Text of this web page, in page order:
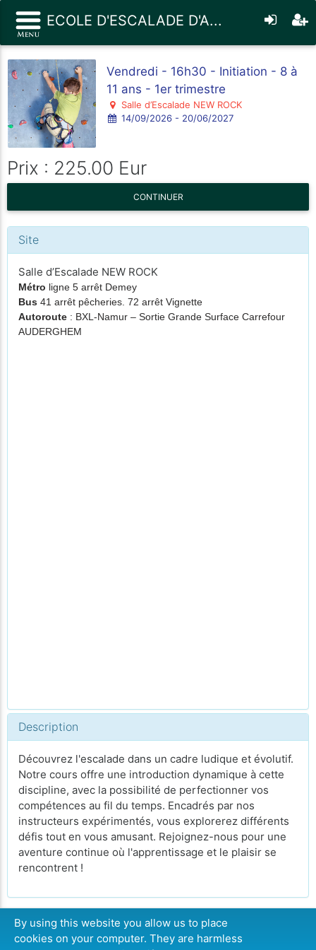
ECOLE D'ESCALADE D'A...
Vendredi - 16h30 - Initiation - 8 à
11 ans - 1er trimestre
Salle d’Escalade NEW ROCK
14/09/2026 - 20/06/2027
Prix : 225.00 Eur
CONTINUER
Site
Salle d’Escalade NEW ROCK
Métro ligne 5 arrêt Demey
Bus 41 arrêt pêcheries. 72 arrêt Vignette
Autoroute : BXL-Namur – Sortie Grande Surface Carrefour
AUDERGHEM
Description
Découvrez l'escalade dans un cadre ludique et évolutif.
Notre cours offre une introduction dynamique à cette
discipline, avec la possibilité de perfectionner vos
compétences au fil du temps. Encadrés par nos
instructeurs expérimentés, vous explorerez différents
défis tout en vous amusant. Rejoignez-nous pour une
aventure continue où l'apprentissage et le plaisir se
rencontrent !
CONTINUER
By using this website you allow us to place
cookies on your computer. They are harmless